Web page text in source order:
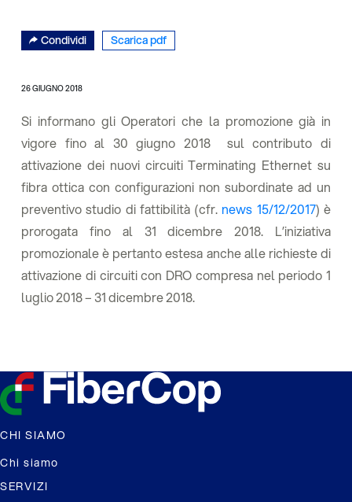
Condividi Scarica pdf
26 GIUGNO 2018
Si informano gli Operatori che la promozione già in
vigore fino al 30 giugno 2018 sul contributo di
attivazione dei nuovi circuiti Terminating Ethernet su
fibra ottica con configurazioni non subordinate ad un
preventivo studio di fattibilità (cfr. news 15/12/2017) è
prorogata fino al 31 dicembre 2018. L’iniziativa
promozionale è pertanto estesa anche alle richieste di
attivazione di circuiti con DRO compresa nel periodo 1
luglio 2018 – 31 dicembre 2018.
CHI SIAMO
Chi siamo
SERVIZI